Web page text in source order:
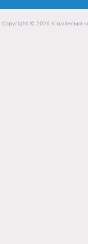
Copyright © 2026 Кіцманська